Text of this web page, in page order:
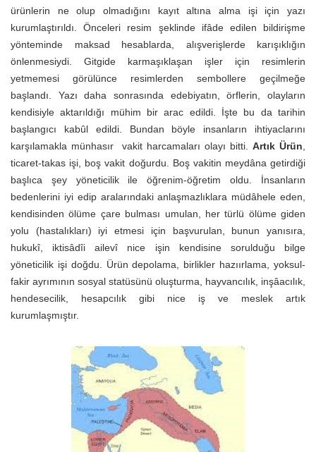
ürünlerin ne olup olmadığını kayıt altına alma işi için yazı
kurumlaştırıldı. Önceleri resim şeklinde ifâde edilen bildirişme
yönteminde maksad hesablarda, alışverişlerde karışıklığın
önlenmesiydi. Gitgide karmaşıklaşan işler için resimlerin
yetmemesi görülünce resimlerden sembollere geçilmeğe
başlandı. Yazı daha sonrasında edebiyatın, örflerin, olayların
kendisiyle aktarıldığı mühim bir arac edildi. İşte bu da tarihin
başlangıcı kabûl edildi. Bundan böyle insanların ihtiyaclarını
karşılamakla münhasır vakit harcamaları olayı bitti. Artık Ürün
ticaret-takas işi, boş vakit doğurdu. Boş vakitin meydâna getirdiği
başlıca şey yöneticilik ile öğrenim-öğretim oldu. İnsanların
bedenlerini iyi edip aralarındaki anlaşmazlıklara müdâhele eden,
kendisinden ölüme çare bulması umulan, her türlü ölüme giden
yolu (hastalıkları) iyi etmesi için başvurulan, bunun yanısıra,
hukukî, iktisâdîi ailevî nice işin kendisine sorulduğu bilge
yöneticilik işi doğdu. Ürün depolama, birlikler hazıırlama, yoksul-
fakir ayrımının sosyal statüsünü oluşturma, hayvancılık, inşâacılık,
hendesecilik, hesapcılık gibi nice iş ve meslek artık
kurumlaşmıştır.